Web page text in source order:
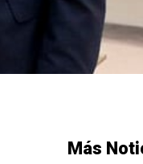
Más